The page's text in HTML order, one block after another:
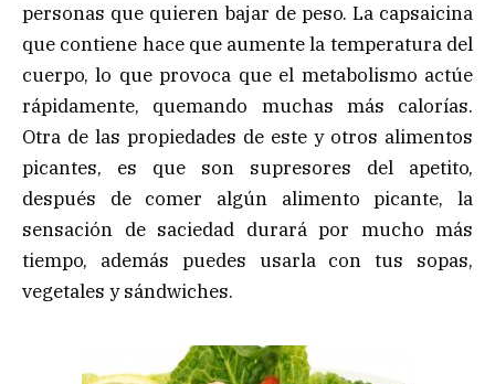
personas que quieren bajar de peso. La capsaicina
que contiene hace que aumente la temperatura del
cuerpo, lo que provoca que el metabolismo actúe
rápidamente, quemando muchas más calorías.
Otra de las propiedades de este y otros alimentos
picantes, es que son supresores del apetito,
después de comer algún alimento picante, la
sensación de saciedad durará por mucho más
tiempo, además puedes usarla con tus sopas,
vegetales y sándwiches.